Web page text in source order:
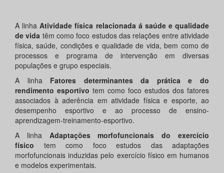
A linhaAtividade física relacionada á saúde e qualidade
de vida têm como foco estudos das relações entre atividade
física, saúde, condições e qualidade de vida, bem como de
processos e programa de intervenção em diversas
populações e grupo especiais.
A linha Fatores determinantes da prática e do
rendimento esportivo tem como foco estudos dos fatores
associados à aderência em atividade física e esporte, ao
desempenho esportivo e ao processo de ensino-
aprendizagem-treinamento-esportivo.
A linha Adaptações morfofuncionais do exercício
físico tem como foco estudos das adaptações
morfofuncionais induzidas pelo exercício físico em humanos
e modelos experimentais.